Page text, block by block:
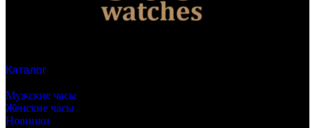
Каталог
Мужские часы
Женские часы
Новинки